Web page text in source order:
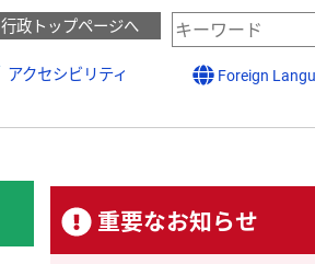
行政トップページへ
検
索
アクセシビリティ Foreign
重要なお知らせ